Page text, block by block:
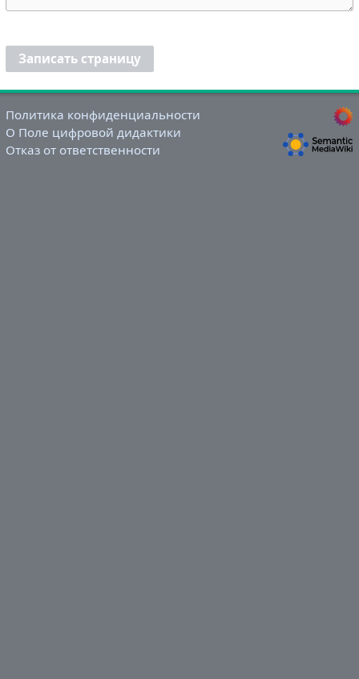
Записать страницу
Политика конфиденциальности
О Поле цифровой дидактики
Отказ от ответственности